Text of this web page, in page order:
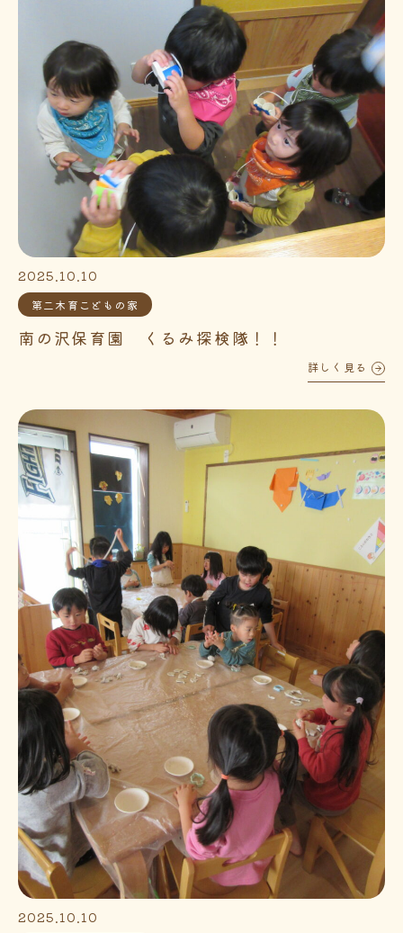
2025.10.10
第二木育こどもの家
南の沢保育園 くるみ探検隊！！
詳しく見る
2025.10.10